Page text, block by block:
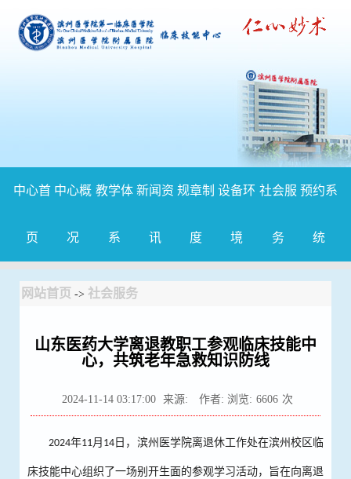
中心首
页
中心概
况
教学体
系
新闻资
讯
规章制
度
设备环
境
社会服
务
预约系
统
网站首页 -> 社会服务
山东医药大学离退教职工参观临床技能中
心，共筑老年急救知识防线
2024-11-14 03:17:00 来源: 作者: 浏览: 6606 次
2024年11月 14 日，滨州医学院离退休工作处在滨州校区临
床技能中心组织了一场别开生面的参观学习活动，旨在向离退